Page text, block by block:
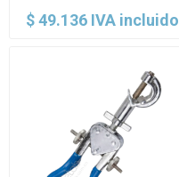
$ 49.136 IVA incluido